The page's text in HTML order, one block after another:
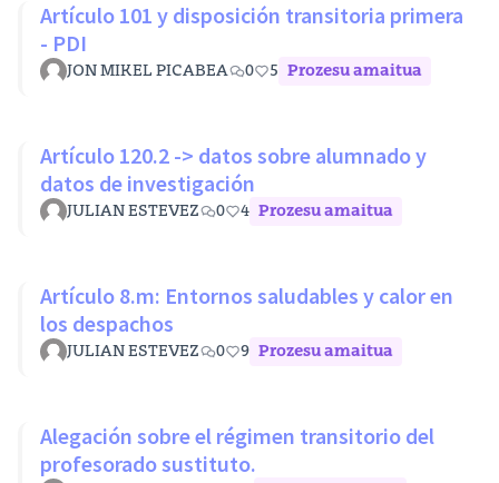
Artículo 101 y disposición transitoria primera
- PDI
JON MIKEL PICABEA 0 5 Prozesu amaitua
Artículo 120.2 -> datos sobre alumnado y
datos de investigación
JULIAN ESTEVEZ 0 4 Prozesu amaitua
Artículo 8.m: Entornos saludables y calor en
los despachos
JULIAN ESTEVEZ 0 9 Prozesu amaitua
Alegación sobre el régimen transitorio del
profesorado sustituto.